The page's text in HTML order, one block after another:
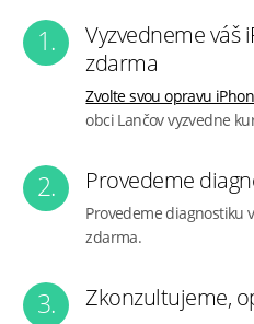
1.
Vyzvedneme váš
zdarma
Zvolte svou opravu
obci Lančov vyzvedne
2. Provedeme
Provedeme diagnostiku
zdarma.
3. Zkonzultujeme,